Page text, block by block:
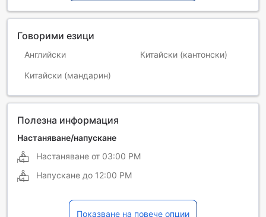
Говорими езици
Английски Китайски (кантонски)
Китайски (мандарин)
Полезна информация
Настаняване/напускане
Настаняване от 03:00 PM
Напускане до 12:00 PM
Показване на повече опции